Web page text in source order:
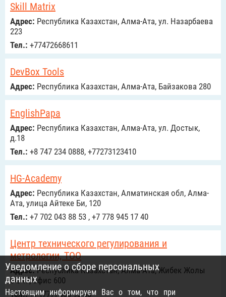
Skill Matrix
Адрес: Республика Казахстан, Алма-Ата, ул. Назарбаева
223
Тел.: +77472668611
DevBox Tools
Адрес: Республика Казахстан, Алма-Ата, Байзакова 280
EnglishPapa
Адрес: Республика Казахстан, Алма-Ата, ул. Достык,
д.18
Тел.: +8 747 234 0888, +77273123410
HG-Academy
Адрес: Республика Казахстан, Алматинская обл, Алма-
Ата, улица Айтеке Би, 120
Тел.: +7 702 043 88 53 , +7 778 945 17 40
Центр технического регулирования и
метрологии, ТОО
Адрес:Республика Казахстан, Алма-Ата, Жибек Жолы
64/47, офис 600
Тел.:+7 (777) 686-93-30
Уведомление о сборе персональных
данных
Настоящим информируем Вас о том, что при